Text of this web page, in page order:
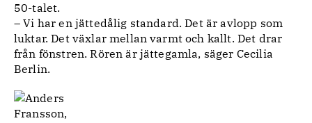
50-talet.
– Vi har en jättedålig standard. Det är avlopp som
luktar. Det växlar mellan varmt och kallt. Det drar
från fönstren. Rören är jättegamla, säger Cecilia
Berlin.